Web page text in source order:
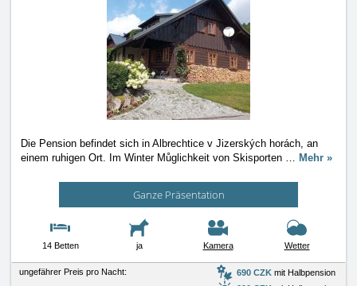
Die Pension befindet sich in Albrechtice v Jizerských horách, an
einem ruhigen Ort. Im Winter Můglichkeit von Skisporten … Mehr »
Ganze Präsentation
14 Betten ja Kamera Wetter
ungefährer Preis pro Nacht: 690 CZK mit Halbpension